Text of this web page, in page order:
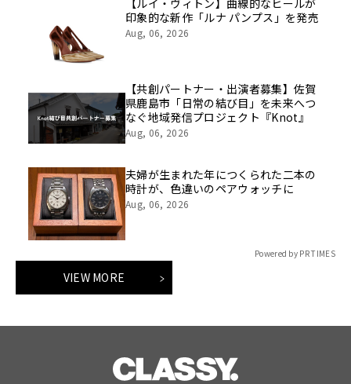
【ルイ・ヴィトン】曲線的なヒールが
印象的な新作「ルナ パンプス」を発売
Aug, 06, 2026
【共創パートナー・出演者募集】佐賀
県鹿島市「日常の結び目」を未来へつ
なぐ地域発信プロジェクト『Knot』
Aug, 06, 2026
夫婦が生まれた年につくられた二本の
時計が、色違いのペアウォッチに
Aug, 06, 2026
Powered by PR TIMES
VIEW MORE